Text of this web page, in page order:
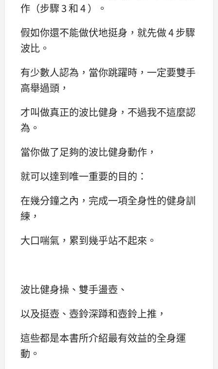
作（步驟 3 和 4 ）。
假如你還不能做伏地挺身，就先做 4 步驟
波比。
有少數人認為，當你跳躍時，一定要雙手
高舉過頭，
才叫做真正的波比健身，不過我不這麼認
為。
當你做了足夠的波比健身動作，
就可以達到唯一重要的目的：
在幾分鐘之內，完成一項全身性的健身訓
練，
大口喘氣，累到幾乎站不起來。
波比健身操、雙手盪壺、
以及挺壺、壺鈴深蹲和壺鈴上推，
這些都是本書所介紹最有效益的全身運
動。